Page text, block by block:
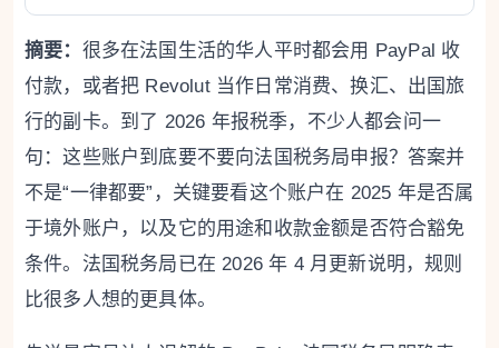
摘要： 很多在法国生活的华人平时都会用 PayPal 收
付款，或者把 Revolut 当作日常消费、换汇、出国旅
行的副卡。到了 2026 年报税季，不少人都会问一
句：这些账户到底要不要向法国税务局申报？答案并
不是“一律都要”，关键要看这个账户在 2025 年是否属
于境外账户，以及它的用途和收款金额是否符合豁免
条件。法国税务局已在 2026 年 4 月更新说明，规则
比很多人想的更具体。